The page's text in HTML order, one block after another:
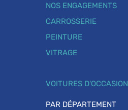
NOS ENGAGEMENTS
CARROSSERIE
PEINTURE
VITRAGE
VOITURES D'OCCASION
PAR DÉPARTEMENT